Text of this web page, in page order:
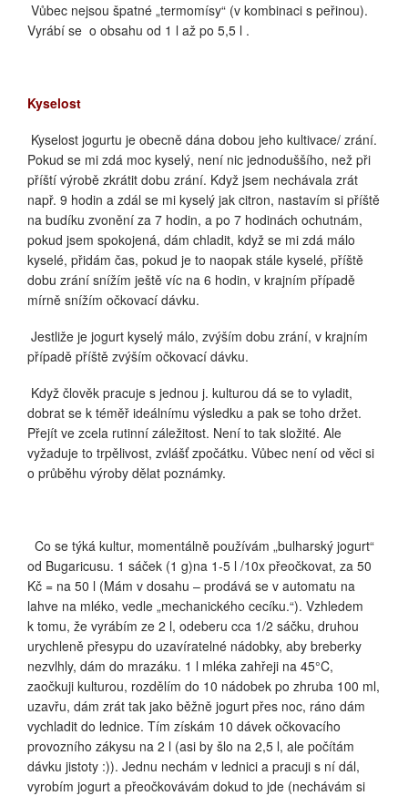
Vůbec nejsou špatné „termomísy“ (v kombinaci s peřinou).
Vyrábí se o obsahu od 1 l až po 5,5 l .
Kyselost
Kyselost jogurtu je obecně dána dobou jeho kultivace/ zrání.
Pokud se mi zdá moc kyselý, není nic jednoduššího, než při
příští výrobě zkrátit dobu zrání. Když jsem nechávala zrát
např. 9 hodin a zdál se mi kyselý jak citron, nastavím si příště
na budíku zvonění za 7 hodin, a po 7 hodinách ochutnám,
pokud jsem spokojená, dám chladit, když se mi zdá málo
kyselé, přidám čas, pokud je to naopak stále kyselé, příště
dobu zrání snížím ještě víc na 6 hodin, v krajním případě
mírně snížím očkovací dávku.
Jestliže je jogurt kyselý málo, zvýším dobu zrání, v krajním
případě příště zvýším očkovací dávku.
Když člověk pracuje s jednou j. kulturou dá se to vyladit,
dobrat se k téměř ideálnímu výsledku a pak se toho držet.
Přejít ve zcela rutinní záležitost. Není to tak složité. Ale
vyžaduje to trpělivost, zvlášť zpočátku. Vůbec není od věci si
o průběhu výroby dělat poznámky.
Co se týká kultur, momentálně používám „bulharský jogurt“
od Bugaricusu. 1 sáček (1 g)na 1-5 l /10x přeočkovat, za 50
Kč = na 50 l (Mám v dosahu – prodává se v automatu na
lahve na mléko, vedle „mechanického cecíku.“). Vzhledem
k tomu, že vyrábím ze 2 l, odeberu cca 1/2 sáčku, druhou
urychleně přesypu do uzavíratelné nádobky, aby breberky
nezvlhly, dám do mrazáku. 1 l mléka zahřeji na 45°C,
zaočkuji kulturou, rozdělím do 10 nádobek po zhruba 100 ml,
uzavřu, dám zrát tak jako běžně jogurt přes noc, ráno dám
vychladit do lednice. Tím získám 10 dávek očkovacího
provozního zákysu na 2 l (asi by šlo na 2,5 l, ale počítám
dávku jistoty :)). Jednu nechám v lednici a pracuji s ní dál,
vyrobím jogurt a přeočkovávám dokud to jde (nechávám si